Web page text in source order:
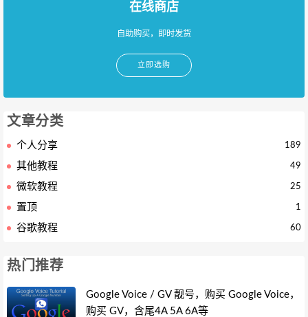
在线商店
自助购买，即时发货
立即选购
文章分类
个人分享 189
其他教程 49
微软教程 25
置顶 1
谷歌教程 60
热门推荐
Google Voice / GV 靓号，购买 Google Voice，
购买 GV，含尾4A 5A 6A等